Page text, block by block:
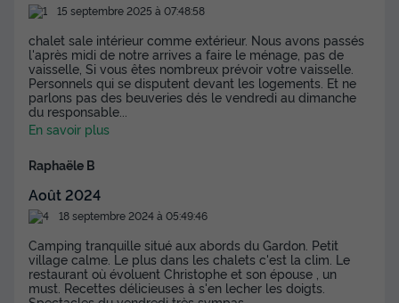
15 septembre 2025 à 07:48:58
chalet sale intérieur comme extérieur. Nous avons passés
l'après midi de notre arrives a faire le ménage, pas de
vaisselle, Si vous êtes nombreux prévoir votre vaisselle.
Personnels qui se disputent devant les logements. Et ne
parlons pas des beuveries dés le vendredi au dimanche
du responsable
En savoir plus
Raphaële B
Août 2024
18 septembre 2024 à 05:49:46
Camping tranquille situé aux abords du Gardon. Petit
village calme. Le plus dans les chalets c'est la clim. Le
restaurant où évoluent Christophe et son épouse , un
must. Recettes délicieuses à s'en lecher les doigts.